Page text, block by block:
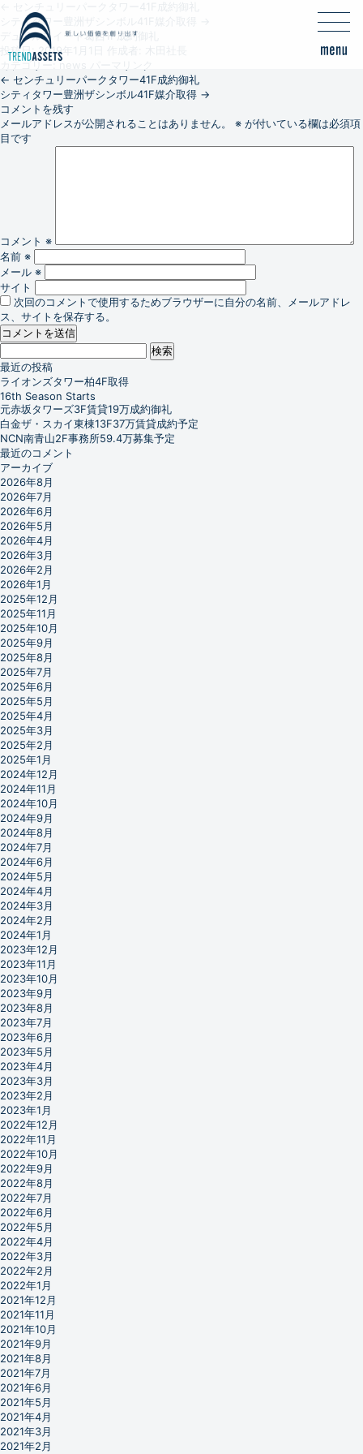
シティタワー豊洲ザシンボル41F媒介取得
デュアルスイート葛西1F成約御礼
投稿日: 2019年1月1日
カテゴリー:news
← センチュリーパークタワー41F成約御礼
シティタワー豊洲ザシンボル41F媒介取得 →
コメントを残す
メールアドレスが公開されることはありません。
※ が付いている欄は必須項
目です
コメント ※
名前 ※
メール ※
サイト
次回のコメントで使用するためブラウザーに自分の名前、メールアドレ
ス、サイトを保存する。
検
索:
最近の投稿
ライオンズタワー柏4F取得
16th Season Starts
元赤坂タワーズ3F賃貸19万成約御礼
白金ザ・スカイ東棟13F37万賃貸成約予定
NCN南青山2F事務所59.4万募集予定
最近のコメント
アーカイブ
2026年8月
2026年7月
2026年6月
2026年5月
2026年4月
2026年3月
2026年2月
2026年1月
2025年12月
2025年11月
2025年10月
2025年9月
2025年8月
2025年7月
2025年6月
2025年5月
2025年4月
2025年3月
2025年2月
2025年1月
2024年12月
2024年11月
2024年10月
2024年9月
2024年8月
2024年7月
2024年6月
2024年5月
2024年4月
2024年3月
2024年2月
2024年1月
2023年12月
2023年11月
2023年10月
2023年9月
2023年8月
2023年7月
2023年6月
2023年5月
2023年4月
2023年3月
2023年2月
2023年1月
2022年12月
2022年11月
2022年10月
2022年9月
2022年8月
2022年7月
2022年6月
2022年5月
2022年4月
2022年3月
2022年2月
2022年1月
2021年12月
2021年11月
2021年10月
2021年9月
2021年8月
2021年7月
2021年6月
2021年5月
2021年4月
2021年3月
2021年2月